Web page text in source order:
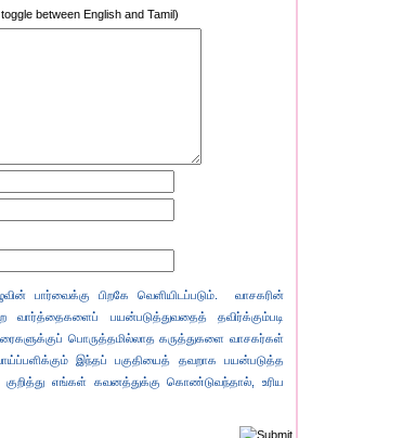
between English and Tamil)
பார்வைக்கு பிறகே வெளியிடப்படும். வாசகரின்
வார்த்தைகளைப் பயன்படுத்துவதைத் தவிர்க்கும்படி
பொருத்தமில்லாத கருத்துகளை வாசகர்கள்
இந்தப் பகுதியைத் தவறாக பயன்படுத்த
எங்கள் கவனத்துக்கு கொண்டுவந்தால், உரிய